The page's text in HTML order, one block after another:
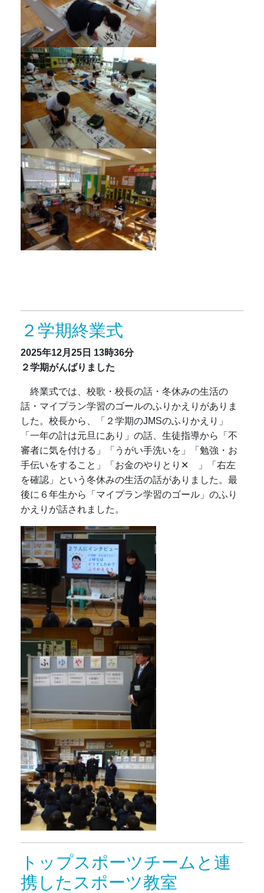
２学期終業式
2025年12月25日 13時36分
２学期がんばりました
終業式では、校歌・校長の話・冬休みの生活の
話・マイプラン学習のゴールのふりかえりがありま
した。校長から、「２学期のJMSのふりかえり」
「一年の計は元旦にあり」の話、生徒指導から「不
審者に気を付ける」「うがい手洗いを」「勉強・お
手伝いをすること」「お金のやりとり✕ 」「右左
を確認」という冬休みの生活の話がありました。最
後に６年生から「マイプラン学習のゴール」のふり
かえりが話されました。
トップスポーツチームと連
携したスポーツ教室